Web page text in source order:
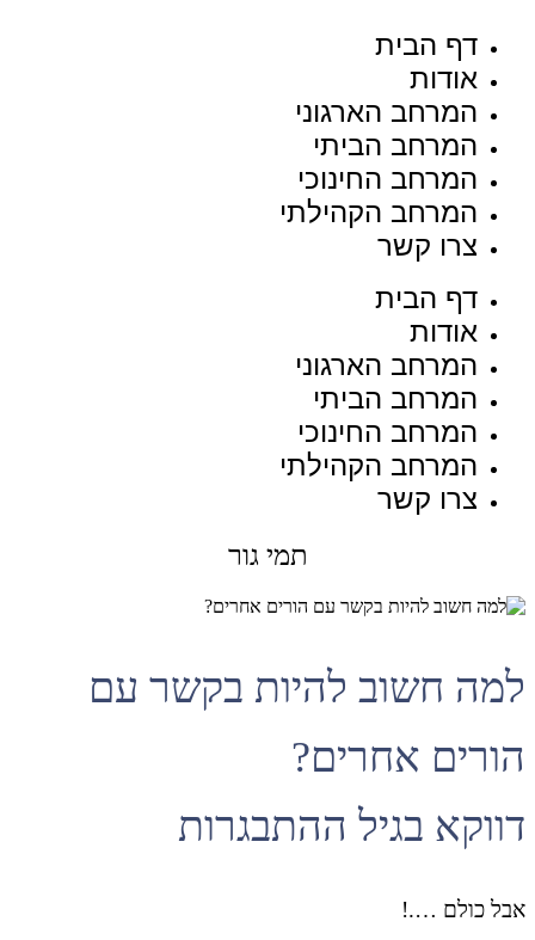
דף הבית
אודות
המרחב הארגוני
המרחב הביתי
המרחב החינוכי
המרחב הקהילתי
צרו קשר
דף הבית
אודות
המרחב הארגוני
המרחב הביתי
המרחב החינוכי
המרחב הקהילתי
צרו קשר
תמי גור
למה חשוב להיות בקשר עם
הורים אחרים?
דווקא בגיל ההתבגרות
אבל כולם ….!